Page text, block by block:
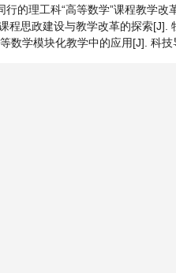
的理工科“高等数学”课程教学
程思政建设与教学改革的探索
数学模块化教学中的应用[J]. 科